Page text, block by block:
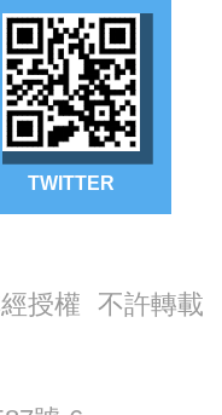
授權 不許轉載
TWITTER